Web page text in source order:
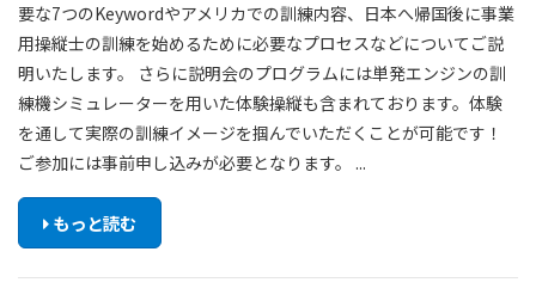
要な7つのKeywordやアメリカでの訓練内容、日本へ帰国後に事業
用操縦士の訓練を始めるために必要なプロセスなどについてご説
明いたします。 さらに説明会のプログラムには単発エンジンの訓
練機シミュレーターを用いた体験操縦も含まれております。体験
を通して実際の訓練イメージを掴んでいただくことが可能です！
ご参加には事前申し込みが必要となります。 ...
もっと読む